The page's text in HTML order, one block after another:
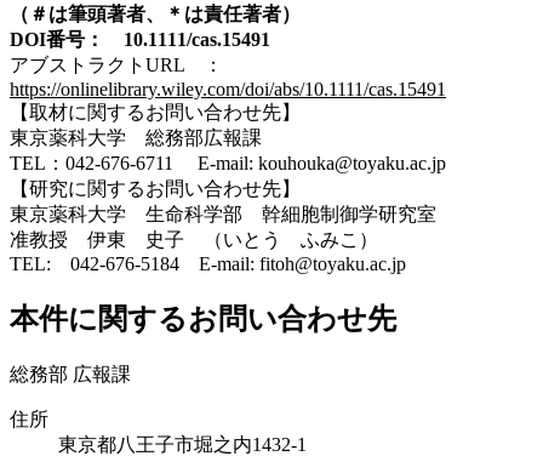
（＃は筆頭著者、＊は責任著者）
DOI番号： 10.1111/cas.15491
アブストラクトURL ：
https://onlinelibrary.wiley.com/doi/abs/10.1111/cas.15491
【取材に関するお問い合わせ先】
東京薬科大学 総務部広報課
TEL：042-676-6711 E-mail: kouhouka@toyaku.ac.jp
【研究に関するお問い合わせ先】
東京薬科大学 生命科学部 幹細胞制御学研究室
准教授 伊東 史子 （いとう ふみこ）
TEL: 042-676-5184 E-mail: fitoh@toyaku.ac.jp
本件に関するお問い合わせ先
総務部 広報課
住所
東京都八王子市堀之内1432-1